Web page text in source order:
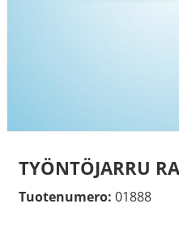
TYÖNTÖJARRU
Tuotenumero: 01888